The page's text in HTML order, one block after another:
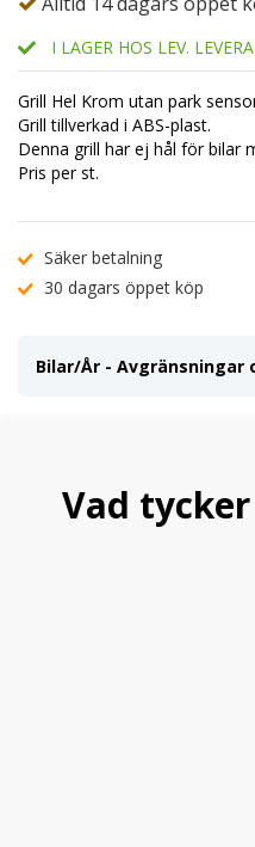
I LAGER HOS LEV.
Grill Hel Krom utan park
Grill tillverkad i ABS-plast.
Denna grill har ej hål för bilar
Pris per st.
Säker betalning
30 dagars öppet köp
Bilar/År - Avgränsningar
Vad